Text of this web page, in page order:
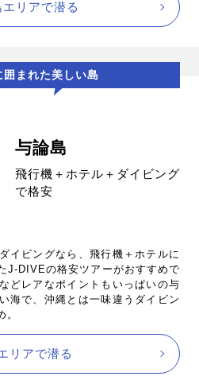
リアで潜る
囲まれた美しい島
与論島
飛行機＋ホテル＋ダイビング
で格安
イビングなら、飛行機＋ホテルに
J-DIVEの格安ツアーがおすすめで
どレアなポイントもいっぱいの与
海で、沖縄とは一味違うダイビン
リアで潜る